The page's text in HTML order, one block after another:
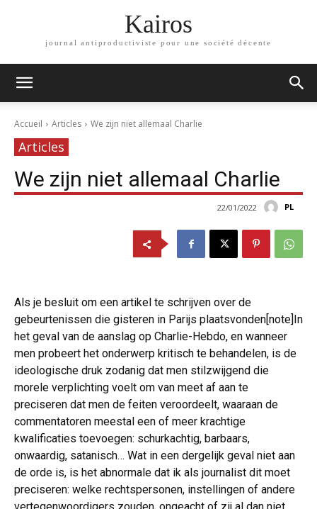
Kairos
journal antiproductiviste pour une société décente
Accueil Articles We zijn niet allemaal Charlie
Articles
We zijn niet allemaal Charlie
PL
22/01/2022
Als je besluit om een artikel te schrijven over de
gebeurtenissen die gisteren in Parijs plaatsvonden[note]In
het geval van de aanslag op Charlie-Hebdo, en wanneer
men probeert het onderwerp kritisch te behandelen, is de
ideologische druk zodanig dat men stilzwijgend die
morele verplichting voelt om van meet af aan te
preciseren dat men de feiten veroordeelt, waaraan de
commentatoren meestal een of meer krachtige
kwalificaties toevoegen: schurkachtig, barbaars,
onwaardig, satanisch… Wat in een dergelijk geval niet aan
de orde is, is het abnormale dat ik als journalist dit moet
preciseren: welke rechtspersonen, instellingen of andere